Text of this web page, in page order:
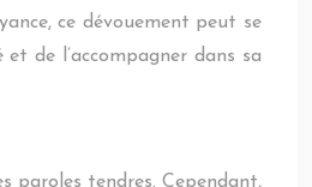
ce dévouement peut se
de l’accompagner dans sa
paroles tendres. Cependant,